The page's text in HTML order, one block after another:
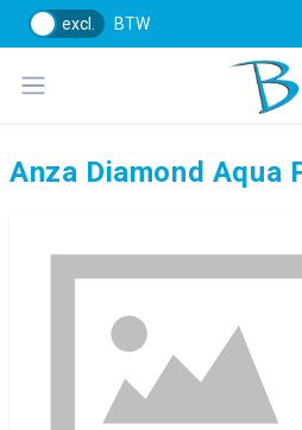
excl. BTW
Open menu
Bol
Anza Diamond Aqua